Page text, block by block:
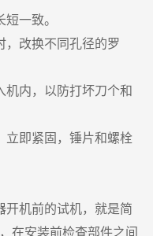
一致。
，改换不同孔径的罗
内，以防打坏刀个和
立即紧固，锤片和螺栓
开机前的试机，就是简
在安装前检查部件之间